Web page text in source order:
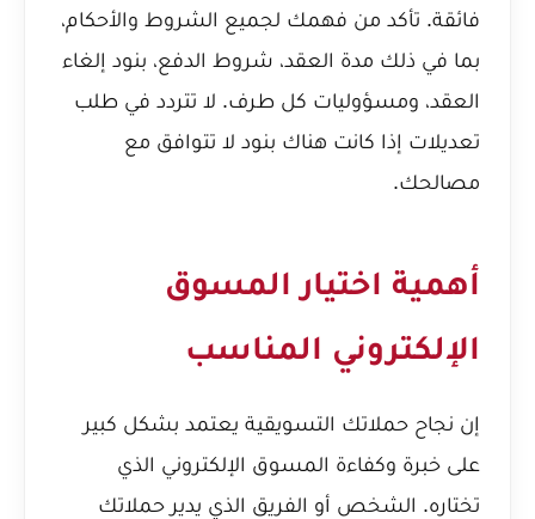
فائقة. تأكد من فهمك لجميع الشروط والأحكام،
بما في ذلك مدة العقد، شروط الدفع، بنود إلغاء
العقد، ومسؤوليات كل طرف. لا تتردد في طلب
تعديلات إذا كانت هناك بنود لا تتوافق مع
مصالحك.
أهمية اختيار المسوق
الإلكتروني المناسب
إن نجاح حملاتك التسويقية يعتمد بشكل كبير
على خبرة وكفاءة المسوق الإلكتروني الذي
تختاره. الشخص أو الفريق الذي يدير حملاتك